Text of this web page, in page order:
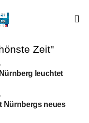
Zeit"
leuchtet
Nürnbergs neues